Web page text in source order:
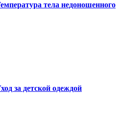
тела недоношенного
за детской одеждой